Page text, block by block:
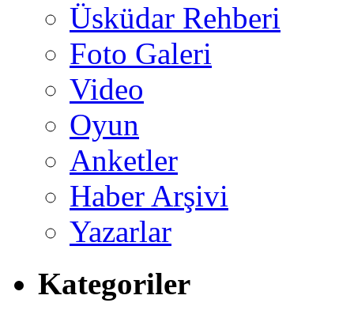
Üsküdar Rehberi
Foto Galeri
Video
Oyun
Anketler
Haber Arşivi
Yazarlar
Kategoriler